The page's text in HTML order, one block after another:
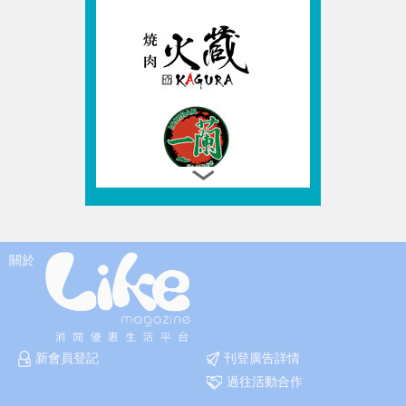
關於
新會員登記
刊登廣告詳情
過往活動合作